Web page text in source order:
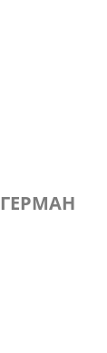
ГЕРМАН